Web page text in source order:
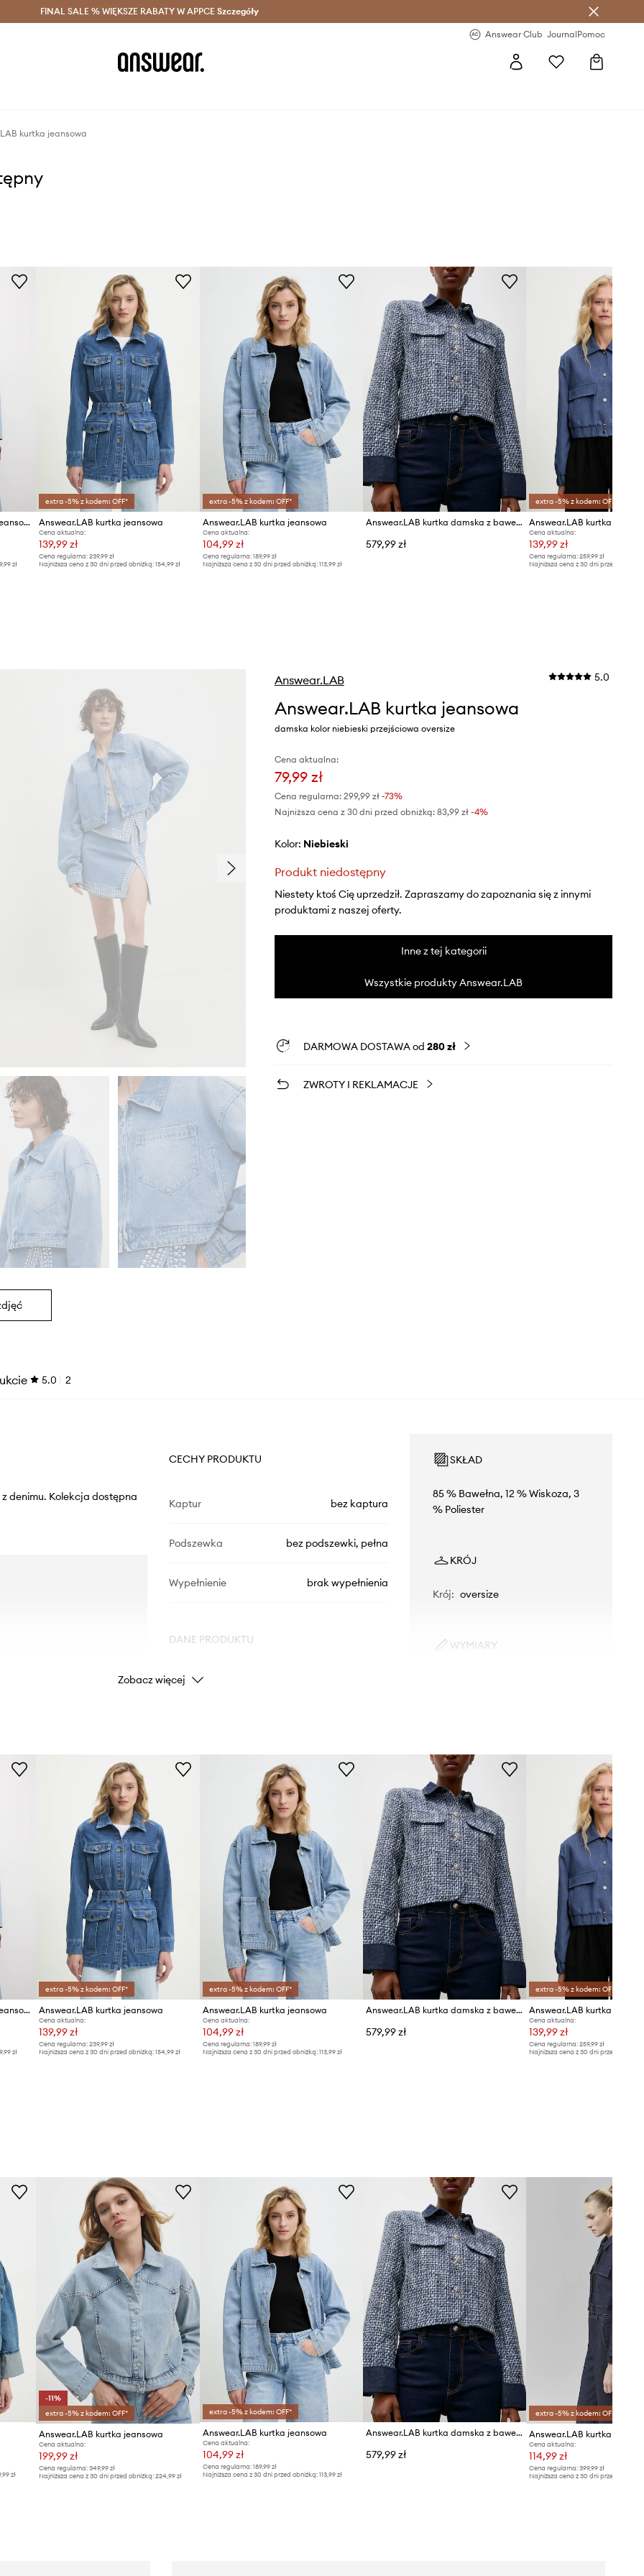
Oszczędzaj z Answear Club > Dostawa nawet w 24h >
FINAL SALE % WIĘKSZE RABATY W APPCE Szczegóły
Answear Club JournalPomoc
kurtka jeansowa
Answear.LAB kurtka damska jeansowa
zł
extra -5% z kodem: OFF*
Answear.LAB kurtka jeansowa
Cena aktualna:
139,99 zł
Cena regularna: 239,99 zł
Najniższa cena z 30 dni przed obniżką: 154,99 zł
extra -5% z kodem: OFF*
Answear.LAB kurtka jeansowa
Cena aktualna:
104,99 zł
Cena regularna: 189,99 zł
Najniższa cena z 30 dni przed obniżką: 113,99 zł
Answear.LAB kurtka damska z bawełną
579,99 zł
extra -5% z kodem: OFF*
Answear.LAB kurtka
Cena aktualna:
139,99 zł
Cena regularna: 259,99 zł
Najniższa cena z 30 dni przed obniżką:
Answear.LAB 5.0
Answear.LAB kurtka jeansowa
damska kolor niebieski przejściowa oversize
Cena aktualna:
79,99 zł
Cena regularna: 299,99 zł-73%
Najniższa cena z 30 dni przed obniżką: 83,99 zł -4%
Kolor: niebieski
Produkt niedostępny
Niestety ktoś Cię uprzedził. Zapraszamy do zapoznania się z innymi
produktami z naszej oferty.
Inne z tej kategorii
Wszystkie produkty Answear.LAB
DARMOWA DOSTAWA od 280 zł
ZWROTY I REKLAMACJE
5.0 2
denimu. Kolekcja dostępna
CECHY PRODUKTU
Kaptur bez kaptura
Podszewka bez podszewki, pełna
Wypełnienie brak wypełnienia
DANE PRODUKTU
Kod producenta
Marka Answear.LAB
SKŁAD
85 % Bawełna, 12 % Wiskoza, 3
% Poliester
KRÓJ
Krój: oversize
WYMIARY
Zalecamy wybór rozmiaru, jaki nosisz
zazwyczaj.
Tabela rozmiarów
Zobacz więcej
Answear.LAB kurtka damska jeansowa
zł
extra -5% z kodem: OFF*
Answear.LAB kurtka jeansowa
Cena aktualna:
139,99 zł
Cena regularna: 239,99 zł
Najniższa cena z 30 dni przed obniżką: 154,99 zł
extra -5% z kodem: OFF*
Answear.LAB kurtka jeansowa
Cena aktualna:
104,99 zł
Cena regularna: 189,99 zł
Najniższa cena z 30 dni przed obniżką: 113,99 zł
Answear.LAB kurtka damska z bawełną
579,99 zł
extra -5% z kodem: OFF*
Answear.LAB kurtka
Cena aktualna:
139,99 zł
Cena regularna: 259,99 zł
Najniższa cena z 30 dni przed obniżką:
zł
-11%
extra -5% z kodem: OFF*
Answear.LAB kurtka jeansowa
Cena aktualna:
199,99 zł
Cena regularna: 349,99 zł
Najniższa cena z 30 dni przed obniżką: 224,99 zł
extra -5% z kodem: OFF*
Answear.LAB kurtka jeansowa
Cena aktualna:
104,99 zł
Cena regularna: 189,99 zł
Najniższa cena z 30 dni przed obniżką: 113,99 zł
Answear.LAB kurtka damska z bawełną
579,99 zł
extra -5% z kodem: OFF*
Answear.LAB kurtka
Cena aktualna:
114,99 zł
Cena regularna: 399,99 zł
Najniższa cena z 30 dni przed obniżką: